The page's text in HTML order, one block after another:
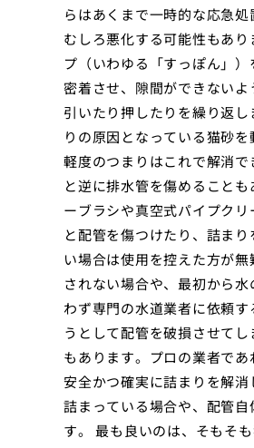
らはあくまで一時的な応急
むしろ悪化する可能性もあ
プ（いわゆる「すっぽん」
密着させ、隙間ができない
引いたり押したりを繰り返
りの原因となっている猫砂
軽度のつまりはこれで解消
と逆に排水管を傷めること
ーブラシや真空式パイプク
と配管を傷つけたり、詰ま
い場合は使用を控えた方が
されない場合や、最初から
わず専門の水道業者に依頼
うとして配管を破損させて
もあります。プロの業者であ
安全かつ確実に詰まりを解
詰まっている場合や、配管
す。 最も良いのは、そもそ